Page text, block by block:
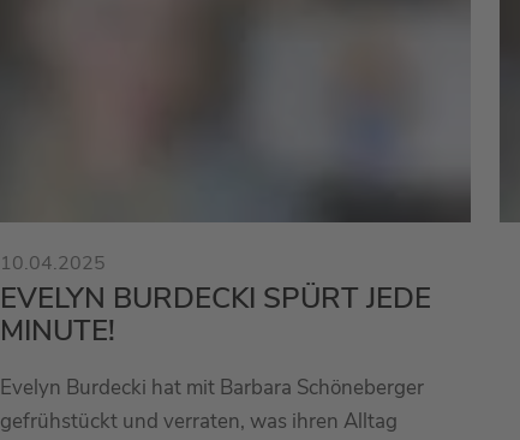
10.04.2025
EVELYN BURDECKI SPÜRT JEDE
MINUTE!
Evelyn Burdecki hat mit Barbara Schöneberger
gefrühstückt und verraten, was ihren Alltag